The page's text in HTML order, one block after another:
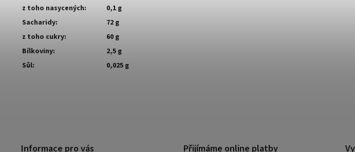
z toho nasycených:
0,1 g
Sacharidy:
72 g
z toho cukry:
60 g
Bílkoviny:
2,5 g
Sůl:
0,025 g
Informace pro vás Přijímáme online platby